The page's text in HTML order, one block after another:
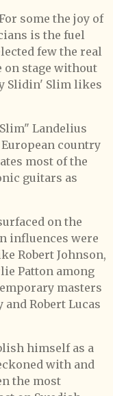
some the joy of
is the fuel
few the real
on stage without
Slidin' Slim likes
Landelius
country
most of the
guitars as
on the
influences were
Robert Johnson,
Patton among
masters
Robert Lucas
himself as a
with and
the most